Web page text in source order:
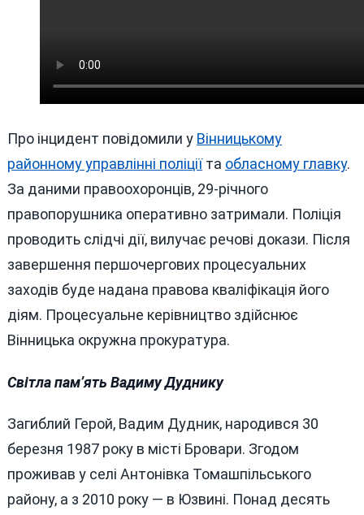
Про інцидент повідомили у Вінницькому
районному управлінні поліціїта обласному главку.
За даними правоохоронців, 29-річного
правопорушника оперативно затримали. Поліція
проводить слідчі дії, вилучає речові докази. Після
завершення першочергових процесуальних
заходів буде надана правова кваліфікація його
діям. Процесуальне керівництво здійснює
Вінницька окружна прокуратура.
Світла пам’ять Вадиму Дуднику
Загиблий Герой, Вадим Дудник, народився 30
березня 1987 року в місті Бровари. Згодом
проживав у селі Антонівка Томашпільського
району, а з 2010 року — в Юзвині. Понад десять